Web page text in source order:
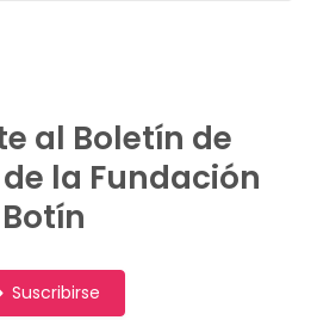
al Boletín de
la Fundación
Botín
Suscribirse